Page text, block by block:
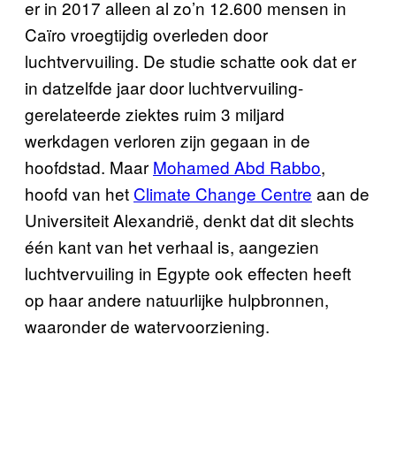
er in 2017 alleen al zo’n 12.600 mensen in
Caïro vroegtijdig overleden door
luchtvervuiling. De studie schatte ook dat er
in datzelfde jaar door luchtvervuiling-
gerelateerde ziektes ruim 3 miljard
werkdagen verloren zijn gegaan in de
hoofdstad. Maar Mohamed Abd Rabbo,
hoofd van het Climate Change Centre aan de
Universiteit Alexandrië, denkt dat dit slechts
één kant van het verhaal is, aangezien
luchtvervuiling in Egypte ook effecten heeft
op haar andere natuurlijke hulpbronnen,
waaronder de watervoorziening.